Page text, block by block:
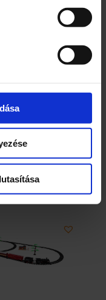
800
Felhúzhatós
egér
mennyiség